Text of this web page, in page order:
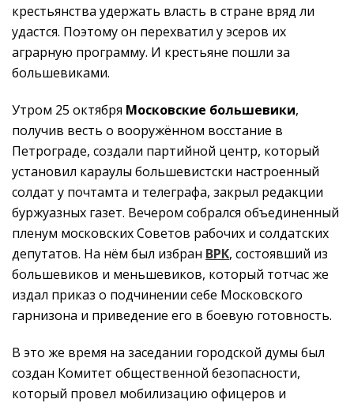
крестьянства удержать власть в стране вряд ли
удастся. Поэтому он перехватил у эсеров их
аграрную программу. И крестьяне пошли за
большевиками.
Утром 25 октября Московские большевики,
получив весть о вооружённом восстание в
Петрограде, создали партийной центр, который
установил караулы большевистски настроенный
солдат у почтамта и телеграфа, закрыл редакции
буржуазных газет. Вечером собрался объединенный
пленум московских Советов рабочих и солдатских
депутатов. На нём был избран ВРК, состоявший из
большевиков и меньшевиков, который тотчас же
издал приказ о подчинении себе Московского
гарнизона и приведение его в боевую готовность.
В это же время на заседании городской думы был
создан Комитет общественной безопасности,
который провел мобилизацию офицеров и